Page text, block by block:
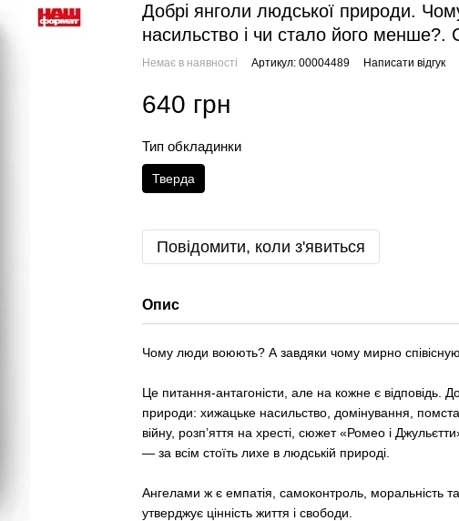
Добрі янголи людської природи.
насильство і чи стало його менше?.
Немає в наявності Артикул: 00004489 Написати відгук
640 грн
Тип обкладинки
Тверда
Повідомити, коли з'явиться
Опис
Чому люди воюють? А завдяки чому мирно
Це питання-антагоністи, але на кожне є відповідь.
природи: хижацьке насильство, домінування,
війну, розп’яття на хресті, сюжет «Ромео і
— за всім стоїть лихе в людській природі.
Ангелами ж є емпатія, самоконтроль, моральність
утверджує цінність життя і свободи.